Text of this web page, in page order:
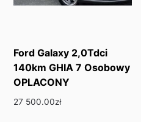
Ford Galaxy 2,0Tdci
140km GHIA 7 Osobowy
OPLACONY
27 500.00zł